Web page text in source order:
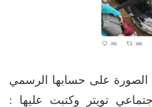
الصورة على حسابها الرسمي
تويتر وكتبت عليها :